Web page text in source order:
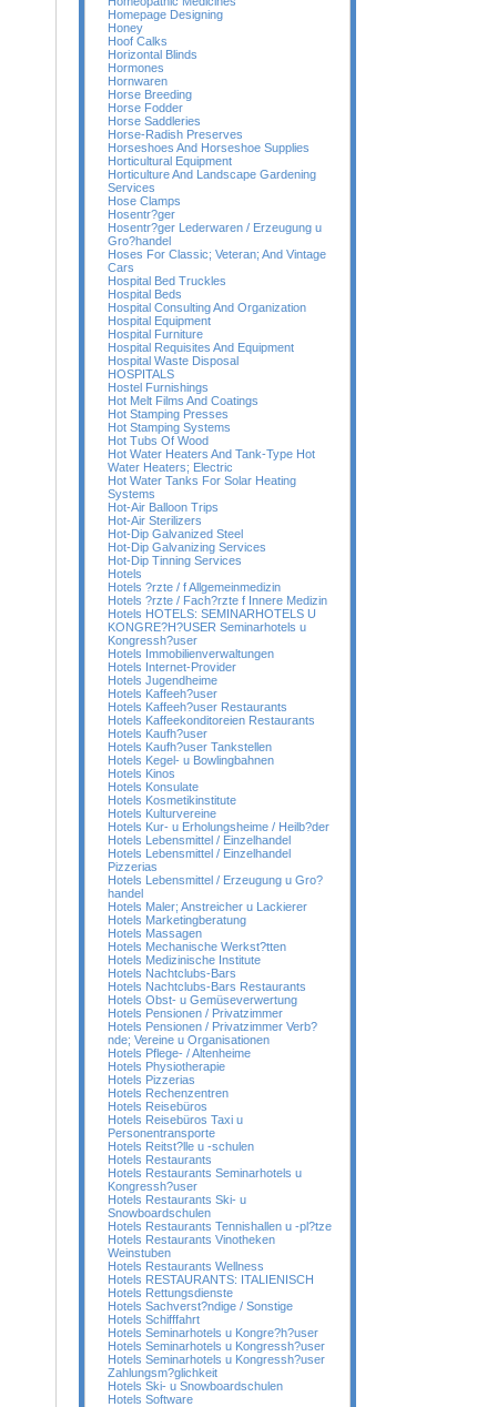
Homepage Designing
Honey
Hoof Calks
Horizontal Blinds
Hormones
Hornwaren
Horse Breeding
Horse Fodder
Horse Saddleries
Horse-Radish Preserves
Horseshoes And Horseshoe Supplies
Horticultural Equipment
Horticulture And Landscape Gardening
Services
Hose Clamps
Hosentr?ger
Hosentr?ger Lederwaren / Erzeugung u
Gro?handel
Hoses For Classic; Veteran; And Vintage
Cars
Hospital Bed Truckles
Hospital Beds
Hospital Consulting And Organization
Hospital Equipment
Hospital Furniture
Hospital Requisites And Equipment
Hospital Waste Disposal
HOSPITALS
Hostel Furnishings
Hot Melt Films And Coatings
Hot Stamping Presses
Hot Stamping Systems
Hot Tubs Of Wood
Hot Water Heaters And Tank-Type Hot
Water Heaters; Electric
Hot Water Tanks For Solar Heating
Systems
Hot-Air Balloon Trips
Hot-Air Sterilizers
Hot-Dip Galvanized Steel
Hot-Dip Galvanizing Services
Hot-Dip Tinning Services
Hotels
Hotels ?rzte / f Allgemeinmedizin
Hotels ?rzte / Fach?rzte f Innere Medizin
Hotels HOTELS: SEMINARHOTELS U
KONGRE?H?USER Seminarhotels u
Kongressh?user
Hotels Immobilienverwaltungen
Hotels Internet-Provider
Hotels Jugendheime
Hotels Kaffeeh?user
Hotels Kaffeeh?user Restaurants
Hotels Kaffeekonditoreien Restaurants
Hotels Kaufh?user
Hotels Kaufh?user Tankstellen
Hotels Kegel- u Bowlingbahnen
Hotels Kinos
Hotels Konsulate
Hotels Kosmetikinstitute
Hotels Kulturvereine
Hotels Kur- u Erholungsheime / Heilb?der
Hotels Lebensmittel / Einzelhandel
Hotels Lebensmittel / Einzelhandel
Pizzerias
Hotels Lebensmittel / Erzeugung u Gro?
handel
Hotels Maler; Anstreicher u Lackierer
Hotels Marketingberatung
Hotels Massagen
Hotels Mechanische Werkst?tten
Hotels Medizinische Institute
Hotels Nachtclubs-Bars
Hotels Nachtclubs-Bars Restaurants
Hotels Obst- u Gemüseverwertung
Hotels Pensionen / Privatzimmer
Hotels Pensionen / Privatzimmer Verb?
nde; Vereine u Organisationen
Hotels Pflege- / Altenheime
Hotels Physiotherapie
Hotels Pizzerias
Hotels Rechenzentren
Hotels Reisebüros
Hotels Reisebüros Taxi u
Personentransporte
Hotels Reitst?lle u -schulen
Hotels Restaurants
Hotels Restaurants Seminarhotels u
Kongressh?user
Hotels Restaurants Ski- u
Snowboardschulen
Hotels Restaurants Tennishallen u -pl?tze
Hotels Restaurants Vinotheken
Weinstuben
Hotels Restaurants Wellness
Hotels RESTAURANTS: ITALIENISCH
Hotels Rettungsdienste
Hotels Sachverst?ndige / Sonstige
Hotels Schifffahrt
Hotels Seminarhotels u Kongre?h?user
Hotels Seminarhotels u Kongressh?user
Hotels Seminarhotels u Kongressh?user
Zahlungsm?glichkeit
Hotels Ski- u Snowboardschulen
Hotels Software